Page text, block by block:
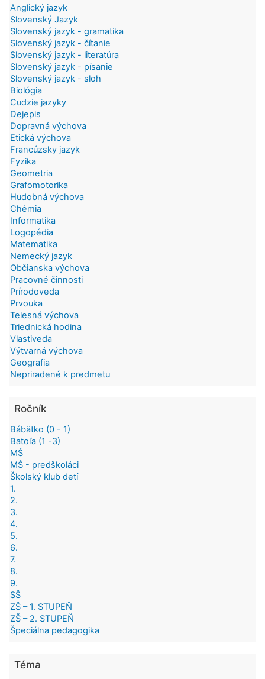
Anglický jazyk
Slovenský Jazyk
Slovenský jazyk - gramatika
Slovenský jazyk - čítanie
Slovenský jazyk - literatúra
Slovenský jazyk - písanie
Slovenský jazyk - sloh
Biológia
Cudzie jazyky
Dejepis
Dopravná výchova
Etická výchova
Francúzsky jazyk
Fyzika
Geometria
Grafomotorika
Hudobná výchova
Chémia
Informatika
Logopédia
Matematika
Nemecký jazyk
Občianska výchova
Pracovné činnosti
Prírodoveda
Prvouka
Telesná výchova
Triednická hodina
Vlastiveda
Výtvarná výchova
Geografia
Nepriradené k predmetu
Ročník
Bábätko (0 - 1)
Batoľa (1 -3)
MŠ
MŠ - predškoláci
Školský klub detí
1.
2.
3.
4.
5.
6.
7.
8.
9.
SŠ
ZŠ – 1. STUPEŇ
ZŠ – 2. STUPEŇ
Špeciálna pedagogika
Téma